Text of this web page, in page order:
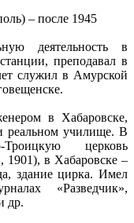
– после 1945
деятельность в
преподавал в
служил в Амурской
в Хабаровске,
реальном училище. В
Троицкую церковь
1901), в Хабаровске –
здание цирка. Имел
«Разведчик»,
др.